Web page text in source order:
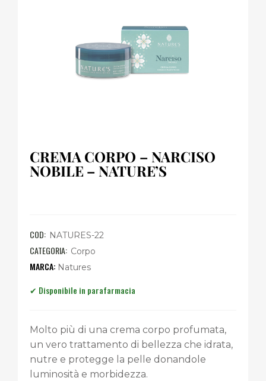
CREMA CORPO – NARCISO
NOBILE – NATURE’S
COD: NATURES-22
CATEGORIA: Corpo
Natures
Molto più di una crema corpo profumata,
un vero trattamento di bellezza che idrata,
nutre e protegge la pelle donandole
luminosità e morbidezza.